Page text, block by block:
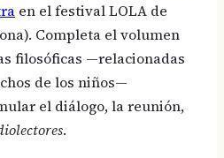
en el festival LOLA de
Completa el volumen
filosóficas —relacionadas
de los niños—
el diálogo, la reunión,
.